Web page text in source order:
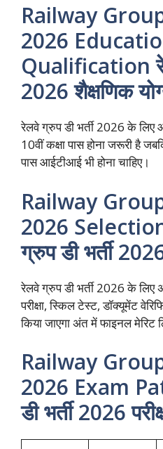
Railway
2026
Qualification
2026 शैक्षणिक
रेलवे ग्रुप डी भर्ती 2026 के लिए
10वीं कक्षा पास होना जरूरी है
पास आईटीआई भी होना चाहिए।
Railway
2026
ग्रुप डी भर्ती
रेलवे ग्रुप डी भर्ती 2026 के लिए
परीक्षा, स्किल टेस्ट, डॉक्यूमेंट
किया जाएगा अंत में फाइनल मेरिट
Railway
2026 Exam
डी भर्ती 2026